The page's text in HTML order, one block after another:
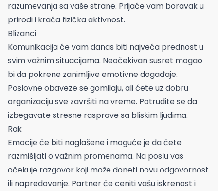
razumevanja sa vaše strane. Prijaće vam boravak u
prirodi i kraća fizička aktivnost.
Blizanci
Komunikacija će vam danas biti najveća prednost u
svim važnim situacijama. Neočekivan susret mogao
bi da pokrene zanimljive emotivne događaje.
Poslovne obaveze se gomilaju, ali ćete uz dobru
organizaciju sve završiti na vreme. Potrudite se da
izbegavate stresne rasprave sa bliskim ljudima.
Rak
Emocije će biti naglašene i moguće je da ćete
razmišljati o važnim promenama. Na poslu vas
očekuje razgovor koji može doneti novu odgovornost
ili napredovanje. Partner će ceniti vašu iskrenost i